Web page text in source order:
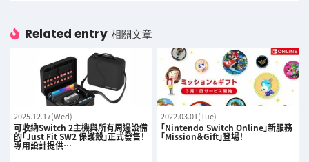
Related entry 相關文章
2025.12.17(Wed)
可收納Switch 2主機與所有周邊設備
的「Just Fit SW2 保護殼」正式發售！
專用設計提供…
2022.03.01(Tue)
「Nintendo Switch Online」新服務
「Mission＆Gift」登場！